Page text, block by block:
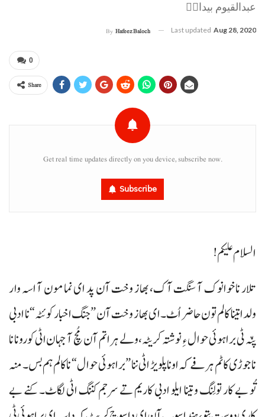
عبدالقیوم بیدارؔ
By Hafeez Baloch Last updated Aug 28, 2020
0
Share
Get real time updates directly on you device, subscribe now.
Subscribe
السلام علیکم!
تلار نا خوانوک آ سنگت آک، بھاز وخت آن پد ای نما مون آ اسہ وار
ولدا تینا کالم تون حاضر اُٹ۔ ای بھاز وخت آن ”جنگ اخبار کوئٹہ“ نا ادبی
پنّہ ٹی براہوئی حوال ء ِ نوشتہ کریٹہ، ولے ہراتم آن مُچ آ جہان اٹی کورونا نا
ناجوڑی کاٹم ہرفے کہ اونا پلویڑ اٹی ننا ”براہوئی حوال“ نا کالم ہم بس۔ منہ
تُو بے کار تولِنگ و تینا ایلو ادبی کاریم تے سرجم کننگ اٹی لگاٹ۔ کنے بے